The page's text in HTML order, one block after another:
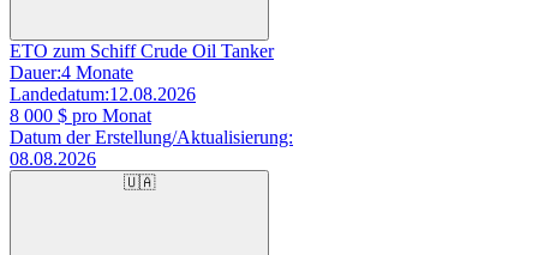
ETO zum Schiff Crude Oil Tanker
Dauer:4 Monate
Landedatum:12.08.2026
8 000 $ pro Monat
Datum der Erstellung/Aktualisierung:
08.08.2026
🇺🇦